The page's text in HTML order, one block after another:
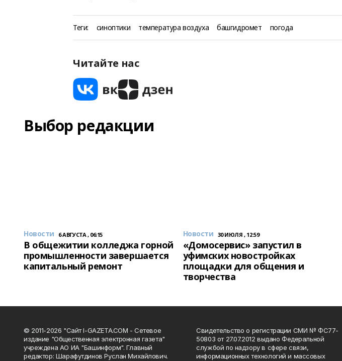
Теги: синоптики температура воздуха башгидромет погода
Читайте нас
Выбор редакции
Новости 6 АВГУСТА , 06:15
В общежитии колледжа горной
промышленности завершается
капитальный ремонт
Новости 30 ИЮЛЯ , 12:59
«Домосервис» запустил в
уфимских новостройках
площадки для общения и
творчества
© 2011-2026 "Сайт I-GAZETA.COM - Сетевое
издание "Общественная электронная газета"
учреждена АО ИА "Башинформ". Главный
редактор: Шарафутдинов Руслан Михайлович.
Свидетельство о регистрации СМИ № ФС77-
50803 от 27.07.2012 выдано Федеральной
службой по надзору в сфере связи,
информационных технологий и массовых